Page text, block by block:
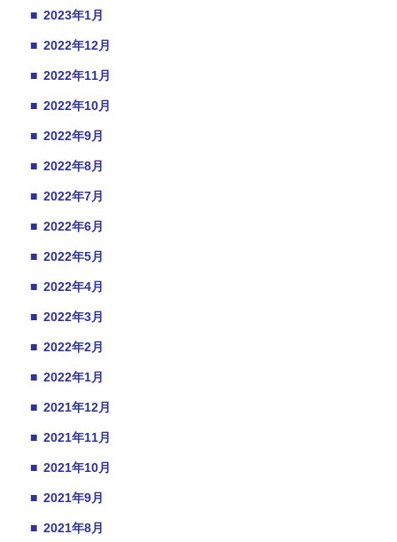
■ 2023年1月
■ 2022年12月
■ 2022年11月
■ 2022年10月
■ 2022年9月
■ 2022年8月
■ 2022年7月
■ 2022年6月
■ 2022年5月
■ 2022年4月
■ 2022年3月
■ 2022年2月
■ 2022年1月
■ 2021年12月
■ 2021年11月
■ 2021年10月
■ 2021年9月
■ 2021年8月